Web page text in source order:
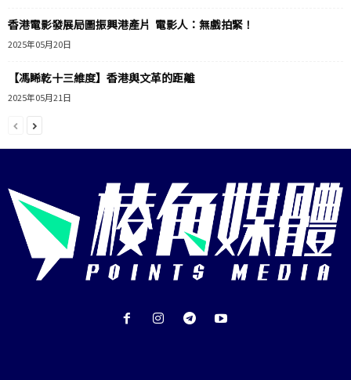
香港電影發展局圖振興港產片 電影人：無戲拍緊！
2025年05月20日
【馮睎乾十三維度】香港與文革的距離
2025年05月21日